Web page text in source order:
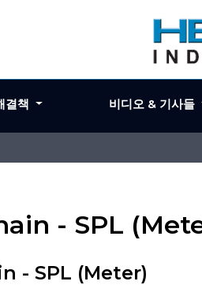
- SPL
- SPL (Meter)
결책 비디오 & 기사들